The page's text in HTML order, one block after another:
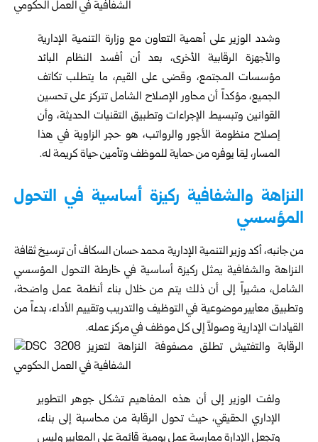
وشدد الوزير على أهمية التعاون مع وزارة التنمية الإدارية
والأجهزة الرقابية الأخرى، بعد أن أفسد النظام البائد
مؤسسات المجتمع، وقضى على القيم، ما يتطلب تكاتف
الجميع، مؤكداً أن محاور الإصلاح الشامل تتركز على تحسين
القوانين وتبسيط الإجراءات وتطبيق التقنيات الحديثة، وأن
إصلاح منظومة الأجور والرواتب، هو حجر الزاوية في هذا
المسار، لِمَا يوفره من حماية للموظف وتأمين حياة كريمة له.
النزاهة والشفافية ركيزة أساسية في التحول
المؤسسي
من جانبه، أكد وزير التنمية الإدارية محمد حسان السكاف أن ترسيخ ثقافة
النزاهة والشفافية يمثل ركيزة أساسية في خارطة التحول المؤسسي
الشامل، مشيراً إلى أن ذلك يتم من خلال بناء أنظمة عمل واضحة،
وتطبيق معايير موضوعية في التوظيف والتدريب وتقييم الأداء، بدءاً من
القيادات الإدارية وصولاً إلى كل موظف في مركز عمله.
ولفت الوزير إلى أن هذه المفاهيم تشكل جوهر التطوير
الإداري الحقيقي، حيث تحول الرقابة من محاسبة إلى بناء،
وتجعل الإدارة ممارسة عمل يومية قائمة على المعايير وليس